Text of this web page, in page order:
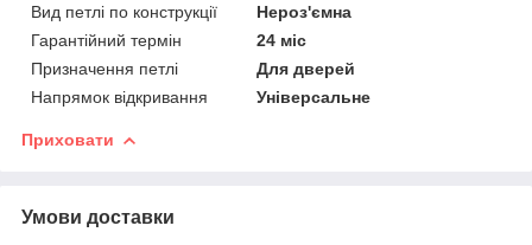
Вид петлі по конструкції
Нероз'ємна
Гарантійний термін
24 міс
Призначення петлі
Для дверей
Напрямок відкривання
Універсальне
Приховати
Умови доставки